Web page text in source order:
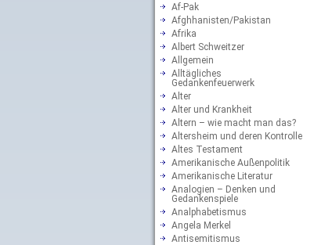
Af-Pak
Afghhanisten/Pakistan
Afrika
Albert Schweitzer
Allgemein
Alltägliches
Gedankenfeuerwerk
Alter
Alter und Krankheit
Altern – wie macht man das?
Altersheim und deren Kontrolle
Altes Testament
Amerikanische Außenpolitik
Amerikanische Literatur
Analogien – Denken und
Gedankenspiele
Analphabetismus
Angela Merkel
Antisemitismus